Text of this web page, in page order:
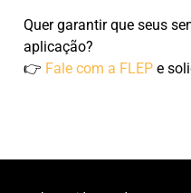
Quer garantir que seus
aplicação?
👉 Fale com a FLEP e